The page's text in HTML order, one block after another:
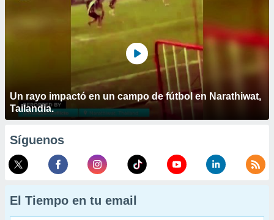
Un rayo impactó en un campo de fútbol en Narathiwat,
Tailandia.
Síguenos
El Tiempo en tu email